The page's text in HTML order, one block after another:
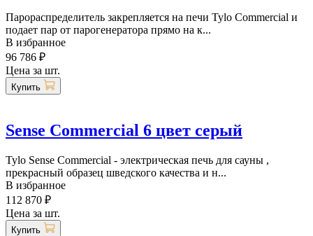
Парораспределитель закрепляется на печи Tylo Commercial и
подает пар от парогенератора прямо на к...
В избранное
96 786 ₽
Цена за шт.
Купить
Sense Commercial 6 цвет серый
Tylo Sense Commercial - электрическая печь для сауны ,
прекрасный образец шведского качества и н...
В избранное
112 870 ₽
Цена за шт.
Купить